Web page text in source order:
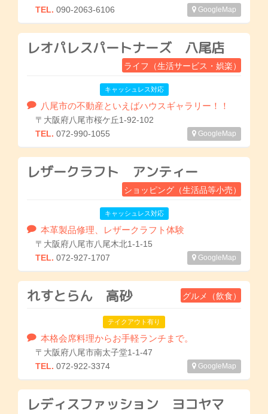
GoogleMap
TEL. 090-2063-6106
レオパレスパートナーズ 八尾店
ライフ（生活サービス・娯楽）
キャッシュレス対応
八尾市の不動産といえばハウスギャラリー！！
〒大阪府八尾市桜ケ丘1-92-102
GoogleMap
TEL. 072-990-1055
レザークラフト アンティー
ショッピング（生活品等小売）
キャッシュレス対応
本革製品修理、レザークラフト体験
〒大阪府八尾市八尾木北1-1-15
GoogleMap
TEL. 072-927-1707
れすとらん 高砂 グルメ（飲食）
テイクアウト有り
本格会席料理からお手軽ランチまで。
〒大阪府八尾市南太子堂1-1-47
GoogleMap
TEL. 072-922-3374
レディスファッション ヨコヤマ